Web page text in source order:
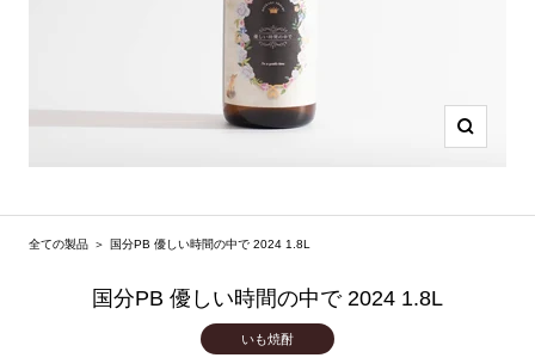
ズ
全ての製品 ＞ 国分PB 優しい時間の中で 2024 1.8L
国分PB 優しい時間の中で 2024 1.8L
いも焼酎